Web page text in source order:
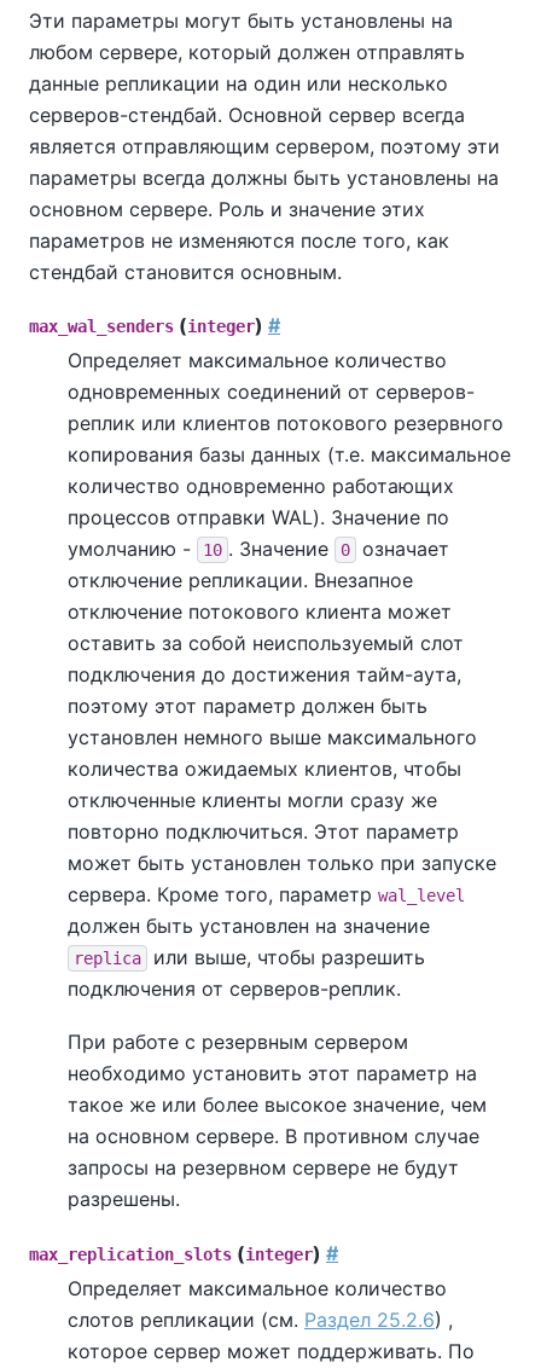
Эти параметры могут быть установлены на
любом сервере, который должен отправлять
данные репликации на один или несколько
серверов-стендбай. Основной сервер всегда
является отправляющим сервером, поэтому эти
параметры всегда должны быть установлены на
основном сервере. Роль и значение этих
параметров не изменяются после того, как
стендбай становится основным.
max_wal_senders (integer) #
Определяет максимальное количество
одновременных соединений от серверов-
реплик или клиентов потокового резервного
копирования базы данных (т.е. максимальное
количество одновременно работающих
процессов отправки WAL). Значение по
умолчанию -
10 . Значение 0
означает
отключение репликации. Внезапное
отключение потокового клиента может
оставить за собой неиспользуемый слот
подключения до достижения тайм-аута,
поэтому этот параметр должен быть
установлен немного выше максимального
количества ожидаемых клиентов, чтобы
отключенные клиенты могли сразу же
повторно подключиться. Этот параметр
может быть установлен только при запуске
сервера. Кроме того, параметр wal_level
должен быть установлен на значение
replica
или выше, чтобы разрешить
подключения от серверов-реплик.
При работе с резервным сервером
необходимо установить этот параметр на
такое же или более высокое значение, чем
на основном сервере. В противном случае
запросы на резервном сервере не будут
разрешены.
max_replication_slots (integer) #
Определяет максимальное количество
слотов репликации (см. Раздел 25.2.6) ,
которое сервер может поддерживать. По